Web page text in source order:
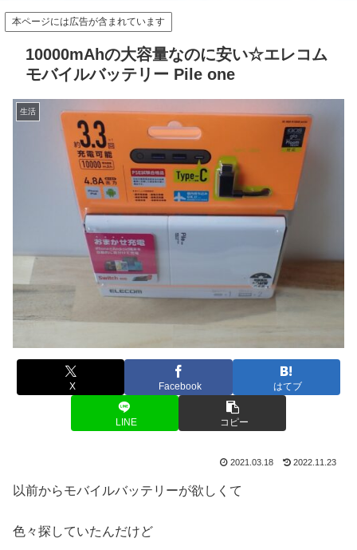
本ページには広告が含まれています
10000mAhの大容量なのに安い☆エレコム
モバイルバッテリー Pile one
生活
X Facebook はてブ
LINE コピー
2021.03.18 2022.11.23
以前からモバイルバッテリーが欲しくて
色々探していたんだけど